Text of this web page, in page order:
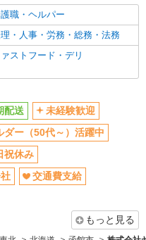
職・ヘルパー
・人事・労務・総務・法務
ストフード・デリ
配送
未経験歓迎
ダー（50代～）活躍中
祝休み
交通費支給
もっと見る